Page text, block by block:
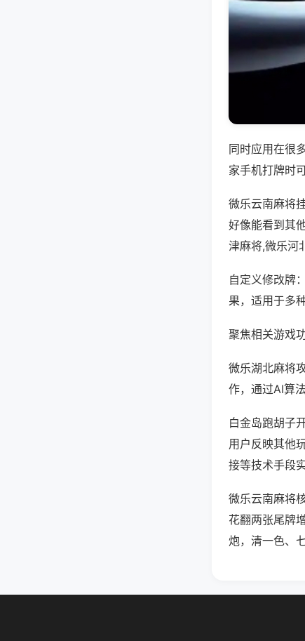
同时应用在很
家手机打牌时
微乐云南麻将
好像能看到其
津麻将,微乐河
自定义修改牌
果，适用于多
聚焦相关游戏
微乐湖北麻将
作，通过AI算
白金岛跑胡子
用户反映其他
接等技术手段
微乐云南麻将
花翻两张尾牌
炮，清一色、